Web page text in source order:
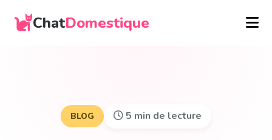
ChatDomestique
BLOG 5 min de lecture